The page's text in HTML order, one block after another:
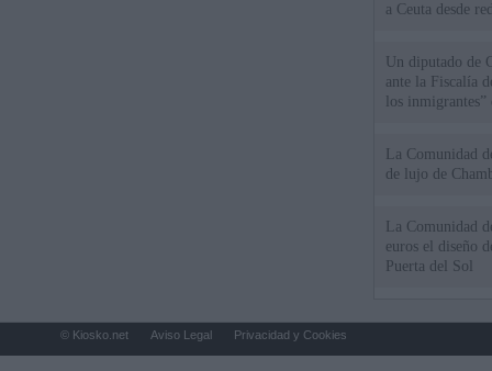
a Ceuta desde
Un diputado de
ante la Fiscalía
los inmigrantes”
La Comunidad
de lujo de
La Comunidad
euros el diseño
Puerta del Sol
© Kiosko.net Aviso Legal Privacidad y Cookies